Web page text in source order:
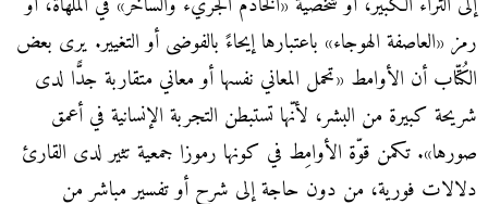
رمز «العاصفة الهوجاء» باعتبارها إيحاءً بالفوضى أو التغيير. يرى بعض
الكُتّاب أن الأوامط «تحمل المعاني نفسها أو معاني متقاربة جدًّا لدى
شريحة كبيرة من البشر، لأنّها تستبطن التجربة الإنسانية في أعمق
صورها». تكمن قوّة الأوامِط في كونها رموزا جمعية تثير لدى القارئ
دلالات فورية، من دون حاجة إلى شرح أو تفسير مباشر من